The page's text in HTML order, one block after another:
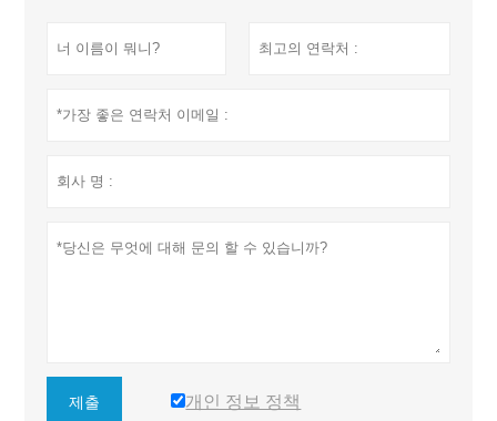
제출 개인 정보 정책